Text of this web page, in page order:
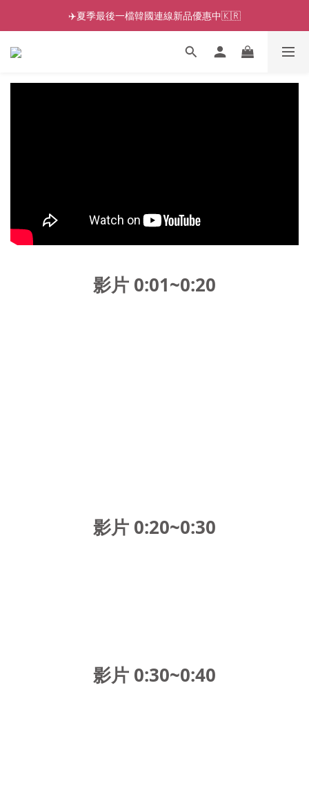
✈️夏季最後一檔韓國連線新品優惠中🇰🇷
影片 0:01~0:20
影片 0:20~0:30
影片 0:30~0:40